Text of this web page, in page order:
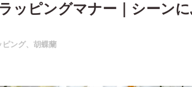
ッピングマナー｜シーン
ピング、胡蝶蘭